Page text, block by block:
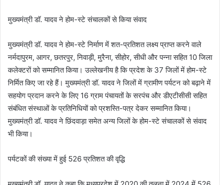
मुख्यमंत्री डॉ. यादव ने होम-स्टे संचालकों से किया संवाद
मुख्यमंत्री डॉ. यादव ने होम-स्टे निर्माण में शत-प्रतिशत लक्ष्य प्राप्त करने वाले
नर्मदापुरम, आगर, छतरपुर, निवाड़ी, मुरैना, सीहोर, सीधी और पन्ना सहित 10 जिला
कलेक्टरों को सम्मानित किया। उल्लेखनीय है कि प्रदेश के 37 जिलों में होम-स्टे
निर्मित किए जा रहे हैं। मुख्यमंत्री डॉ. यादव ने जिलों में ग्रामीण पर्यटन को बढ़ाने में
सहयोग प्रदान करने के लिए 16 ग्राम पंचायतों के सरपंच और डीएटीसीसी सहित
संबंधित संस्थाओं के प्रतिनिधियों को प्रशस्ति-पत्र देकर सम्मानित किया।
मुख्यमंत्री डॉ. यादव ने छिंदवाड़ा समेत अन्य जिलों के होम-स्टे संचालकों से संवाद
भी किया।
पर्यटकों की संख्या में हुई 526 प्रतिशत की वृद्धि